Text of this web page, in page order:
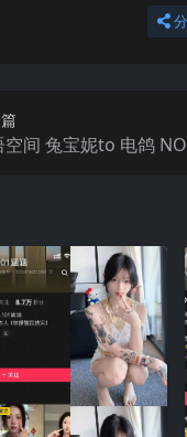
空间 兔宝妮to 电鸽